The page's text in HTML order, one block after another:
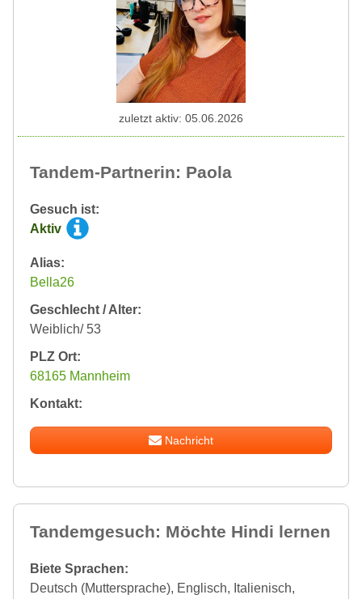
Tandem-Partnerin: Paola
Gesuch ist:
Aktiv
Alias:
Bella26
Geschlecht / Alter:
Weiblich/ 53
PLZ Ort:
68165 Mannheim
Kontakt:
Nachricht
zuletzt aktiv: 05.06.2026
Tandemgesuch: Möchte Hindi lernen
Biete Sprachen:
Deutsch (Muttersprache), Englisch, Italienisch,